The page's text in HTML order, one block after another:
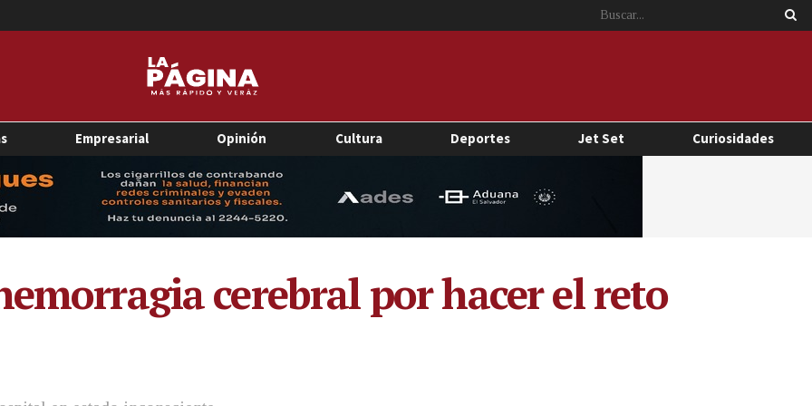
Empresarial Opinión Cultura Deportes Jet Set Curiosidades
cerebral por hacer el reto